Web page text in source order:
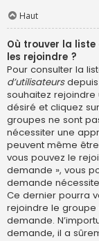
Haut
Où trouver la
les rejoindre ?
Pour consulter la
d’utilisateursdepuis
souhaitez
désiré et cliquez
groupes ne sont
nécessiter une
peuvent même
vous pouvez le
demande », vous
demande
Ce dernier pourra
rejoindre le groupe
demande.
demande, il a